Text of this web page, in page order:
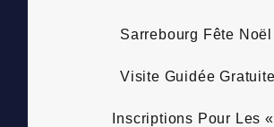
Sarrebourg Fête Noël
Visite Guidée
Inscriptions Pour Les